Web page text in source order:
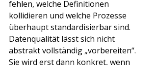
fehlen, welche Definitionen
kollidieren und welche Prozesse
überhaupt standardisierbar sind.
Datenqualität lässt sich nicht
abstrakt vollständig „vorbereiten“.
Sie wird erst dann konkret, wenn